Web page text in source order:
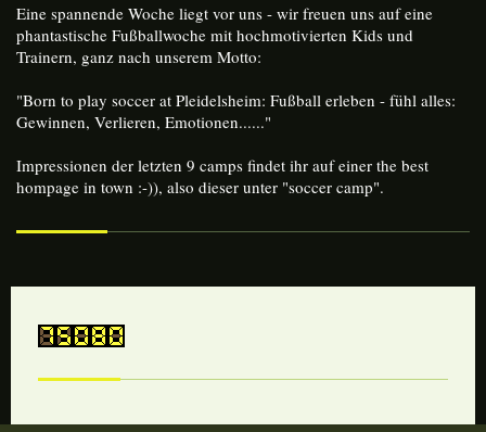
Eine spannende Woche liegt vor uns - wir freuen uns auf eine
phantastische Fußballwoche mit hochmotivierten Kids und
Trainern, ganz nach unserem Motto:
"Born to play soccer at Pleidelsheim: Fußball erleben - fühl alles:
Gewinnen, Verlieren, Emotionen......"
Impressionen der letzten 9 camps findet ihr auf einer the best
hompage in town :-)), also dieser unter "soccer camp".